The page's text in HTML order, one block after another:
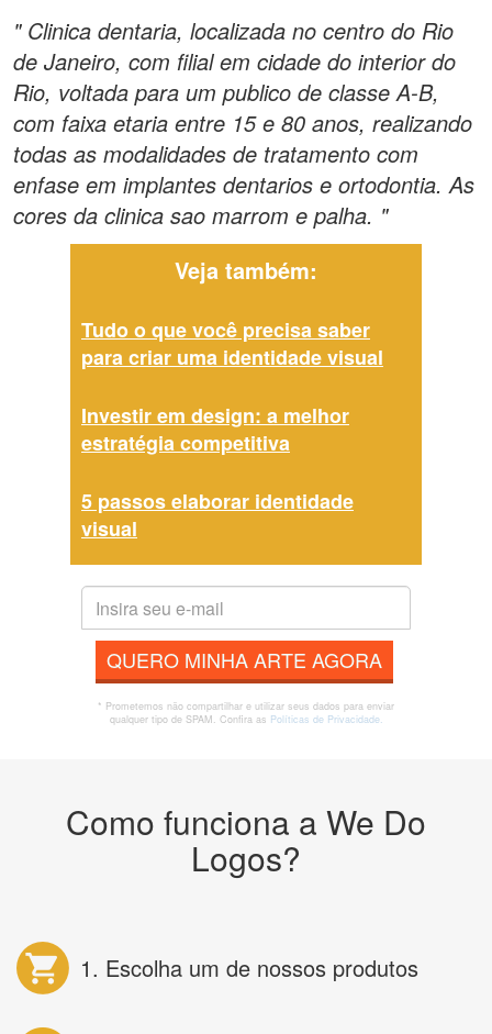
" Clinica dentaria, localizada no centro do Rio
de Janeiro, com filial em cidade do interior do
Rio, voltada para um publico de classe A-B,
com faixa etaria entre 15 e 80 anos, realizando
todas as modalidades de tratamento com
enfase em implantes dentarios e ortodontia. As
cores da clinica sao marrom e palha. "
Veja também:
Tudo o que você precisa saber
para criar uma identidade visual
Investir em design: a melhor
estratégia competitiva
5 passos elaborar identidade
visual
QUERO MINHA ARTE AGORA
* Prometemos não compartilhar e utilizar seus dados para enviar
qualquer tipo de SPAM. Confira as Políticas de Privacidade.
Como funciona a We Do
Logos?
1. Escolha um de nossos produtos